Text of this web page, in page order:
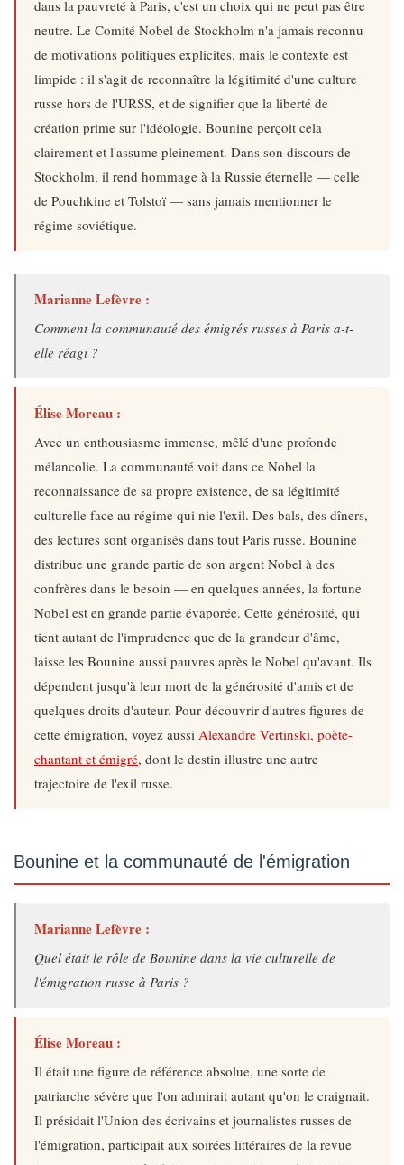
dans la pauvreté à Paris, c'est un choix qui ne peut pas être
neutre. Le Comité Nobel de Stockholm n'a jamais reconnu
de motivations politiques explicites, mais le contexte est
limpide : il s'agit de reconnaître la légitimité d'une culture
russe hors de l'URSS, et de signifier que la liberté de
création prime sur l'idéologie. Bounine perçoit cela
clairement et l'assume pleinement. Dans son discours de
Stockholm, il rend hommage à la Russie éternelle — celle
de Pouchkine et Tolstoï — sans jamais mentionner le
régime soviétique.
Marianne Lefèvre :
Comment la communauté des émigrés russes à Paris a-t-
elle réagi ?
Élise Moreau :
Avec un enthousiasme immense, mêlé d'une profonde
mélancolie. La communauté voit dans ce Nobel la
reconnaissance de sa propre existence, de sa légitimité
culturelle face au régime qui nie l'exil. Des bals, des dîners,
des lectures sont organisés dans tout Paris russe. Bounine
distribue une grande partie de son argent Nobel à des
confrères dans le besoin — en quelques années, la fortune
Nobel est en grande partie évaporée. Cette générosité, qui
tient autant de l'imprudence que de la grandeur d'âme,
laisse les Bounine aussi pauvres après le Nobel qu'avant. Ils
dépendent jusqu'à leur mort de la générosité d'amis et de
quelques droits d'auteur. Pour découvrir d'autres figures de
cette émigration, voyez aussi Alexandre Vertinski, poète-
chantant et émigré, dont le destin illustre une autre
trajectoire de l'exil russe.
Bounine et la communauté de l'émigration
Marianne Lefèvre :
Quel était le rôle de Bounine dans la vie culturelle de
l'émigration russe à Paris ?
Élise Moreau :
Il était une figure de référence absolue, une sorte de
patriarche sévère que l'on admirait autant qu'on le craignait.
Il présidait l'Union des écrivains et journalistes russes de
l'émigration, participait aux soirées littéraires de la revue